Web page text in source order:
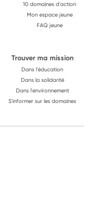
10 domaines d'action
Mon espace jeune
FAQ jeune
Trouver ma mission
Dans l'éducation
Dans la solidarité
Dans l'environnement
S'informer sur les domaines